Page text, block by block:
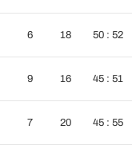
6 18 50 : 52
9 16 45 : 51
7 20 45 : 55